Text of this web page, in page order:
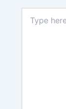
here..